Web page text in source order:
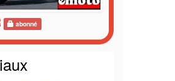
abonné